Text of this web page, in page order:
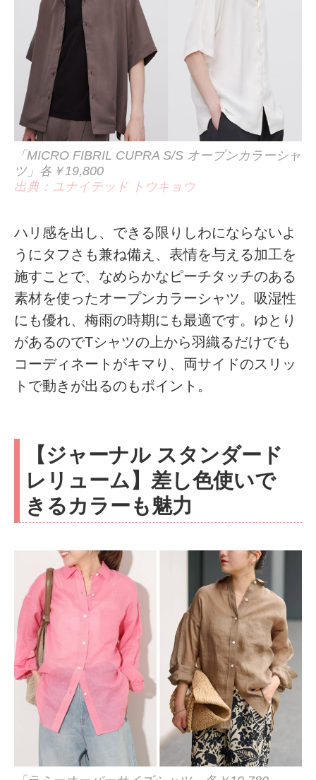
「MICRO FIBRIL CUPRA S/S オープンカラーシャ
ツ」各￥19,800
出典：ユナイテッド トウキョウ
ハリ感を出し、できる限りしわにならないよ
うにタフさも兼ね備え、表情を与える加工を
施すことで、なめらかなピーチタッチのある
素材を使ったオープンカラーシャツ。吸湿性
にも優れ、梅雨の時期にも最適です。ゆとり
があるのでTシャツの上から羽織るだけでも
コーディネートがキマり、両サイドのスリッ
トで動きが出るのもポイント。
【ジャーナル スタンダード
レリューム】差し色使いで
きるカラーも魅力